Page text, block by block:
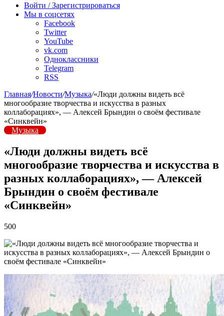
радио
Войти / Зарегистрироваться
Мы в соцсетях
Facebook
Twitter
YouTube
vk.com
Одноклассники
Telegram
RSS
Главная/Новости/Музыка/«Люди должны видеть всё
многообразие творчества и искусства в разных
коллаборациях», — Алексей Брындин о своём фестивале
«Синквейн»
Музыка
«Люди должны видеть всё
многообразие творчества и искусства в
разных коллаборациях», — Алексей
Брындин о своём фестивале
«Синквейн»
500